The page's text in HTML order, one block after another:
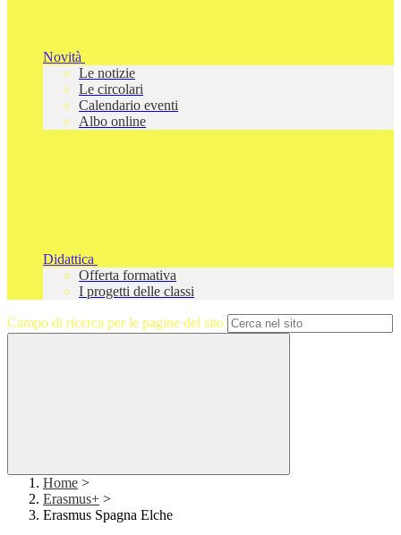
Novità
Le notizie
Le circolari
Calendario eventi
Albo online
Didattica
Offerta formativa
I progetti delle classi
Campo di ricerca per le pagine del sito
Home >
Erasmus+ >
Erasmus Spagna Elche